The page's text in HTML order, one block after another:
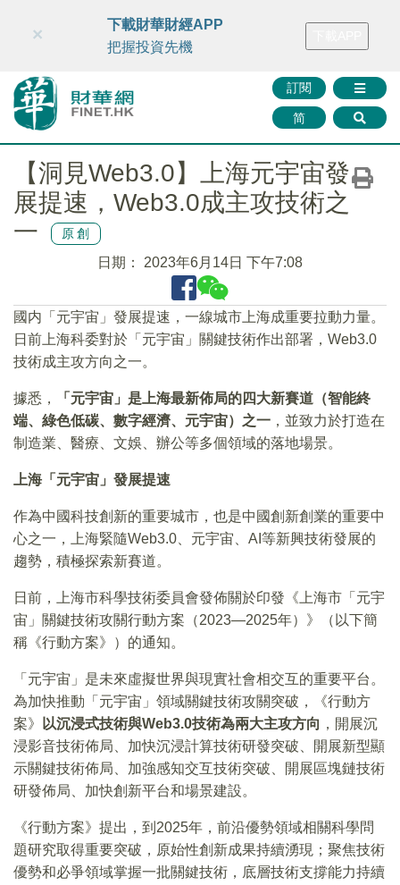
財華智庫網 FINTV FINMETA 財華證券 媒體矩陣
訂閱
简
×
下載財華財經APP
把握投資先機
【洞見Web3.0】上海元宇宙發
展提速，Web3.0成主攻技術之
一
原創
日期： 2023年6月14日 下午7:08
國内「元宇宙」發展提速，一線城市上海成重要拉動力量。
日前上海科委對於「元宇宙」關鍵技術作出部署，Web3.0
技術成主攻方向之一。
據悉，
「元宇宙」是上海最新佈局的四大新賽道（智能終
端、綠色低碳、數字經濟、元宇宙）之一 ，並致力於打造在
制造業、醫療、文娛、辦公等多個領域的落地場景。
上海「元宇宙」發展提速
作為中國科技創新的重要城市，也是中國創新創業的重要中
心之一，上海緊隨Web3.0、元宇宙、AI等新興技術發展的
趨勢，積極探索新賽道。
日前，上海市科學技術委員會發佈關於印發《上海市「元宇
宙」關鍵技術攻關行動方案（2023—2025年）》（以下簡
稱《行動方案》）的通知。
「元宇宙」是未來虛擬世界與現實社會相交互的重要平台。
為加快推動「元宇宙」領域關鍵技術攻關突破，《行動方
案》
以沉浸式技術與Web3.0技術為兩大主攻方向 ，開展沉
浸影音技術佈局、加快沉浸計算技術研發突破、開展新型顯
示關鍵技術佈局、加強感知交互技術突破、開展區塊鏈技術
研發佈局、加快創新平台和場景建設。
《行動方案》提出，到2025年，前沿優勢領域相關科學問
題研究取得重要突破，原始性創新成果持續湧現；聚焦技術
優勢和必爭領域掌握一批關鍵技術，底層技術支撐能力持續